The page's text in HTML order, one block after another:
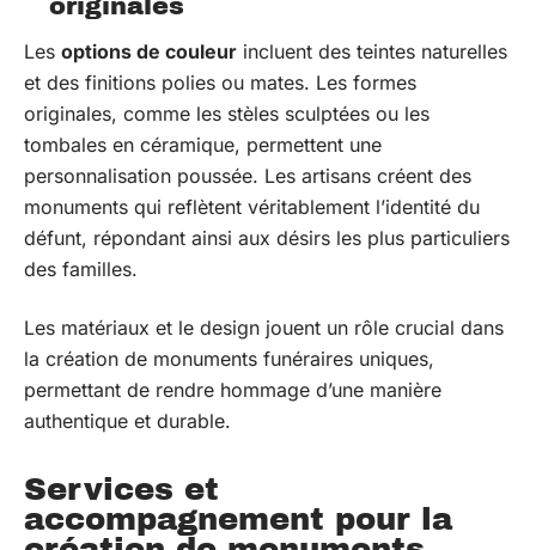
originales
Les options de couleur incluent des teintes naturelles
et des finitions polies ou mates. Les formes
originales, comme les stèles sculptées ou les
tombales en céramique, permettent une
personnalisation poussée. Les artisans créent des
monuments qui reflètent véritablement l’identité du
défunt, répondant ainsi aux désirs les plus particuliers
des familles.
Les matériaux et le design jouent un rôle crucial dans
la création de monuments funéraires uniques,
permettant de rendre hommage d’une manière
authentique et durable.
Services et
accompagnement pour la